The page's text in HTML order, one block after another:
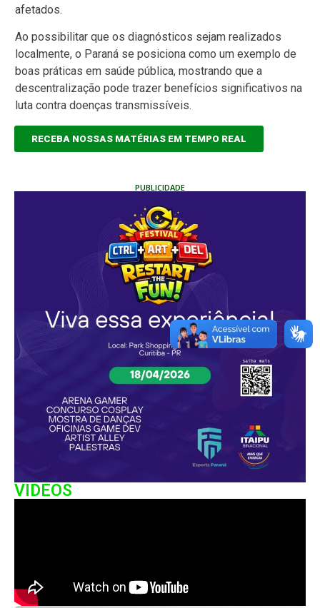
afetados.
Ao possibilitar que os diagnósticos sejam realizados
localmente, o Paraná se posiciona como um exemplo de
boas práticas em saúde pública, mostrando que a
descentralização pode trazer benefícios significativos na
luta contra doenças transmissíveis.
RECEBA NOSSAS MATÉRIAS EM TEMPO REAL
PUBLICIDADE
VIDEOS